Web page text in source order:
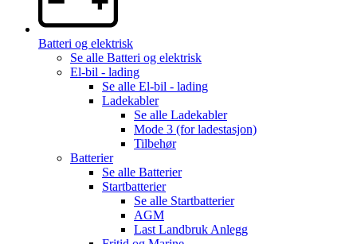
Batteri og elektrisk
Se alle Batteri og elektrisk
El-bil - lading
Se alle El-bil - lading
Ladekabler
Se alle Ladekabler
Mode 3 (for ladestasjon)
Tilbehør
Batterier
Se alle Batterier
Startbatterier
Se alle Startbatterier
AGM
Last Landbruk Anlegg